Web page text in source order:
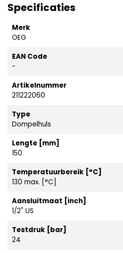
Specificaties
Merk
OEG
EAN Code
-
Artikelnummer
211222060
Type
Dompelhuls
Lengte [mm]
150
Temperatuurbereik [°C]
130 max. [°C]
Aansluitmaat [inch]
1/2" US
Testdruk [bar]
24